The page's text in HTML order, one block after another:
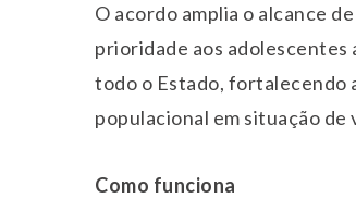
O acordo amplia o alcance
prioridade aos adolescentes
todo o Estado, fortalecendo
populacional em situação
Como funciona